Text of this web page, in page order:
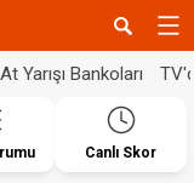
At Yarışı Bankoları
Canlı Skor